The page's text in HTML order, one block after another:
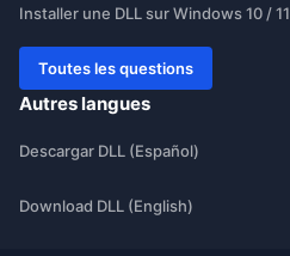
Installer une DLL sur Windows 10 / 11
Toutes les questions
Autres langues
Descargar DLL (Español)
Download DLL (English)